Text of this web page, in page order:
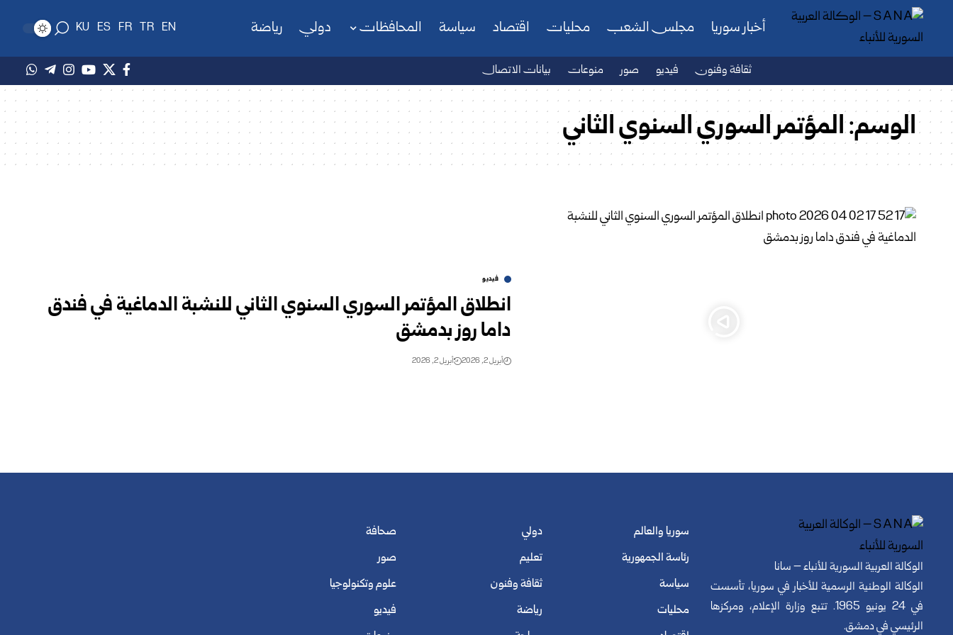
أخبار سوريا مجلس الشعب محليات اقتصاد سياسة المحافظات دولي رياضة EN
TR
FR
ES
KU
ثقافة وفنون فيديو صور منوعات بيانات الاتصال
الوسم:المؤتمر السوري السنوي الثاني
فيديو
انطلاق المؤتمر السوري السنوي الثاني للنشبة الدماغية في فندق
داما روز بدمشق
أبريل 2, 2026 أبريل 2, 2026
الوكالة العربية السورية للأنباء – سانا
الوكالة الوطنية الرسمية للأخبار في سوريا، تأسست
في 24 يونيو 1965. تتبع وزارة الإعلام، ومركزها
الرئيسي في دمشق.
سوريا والعالم
رئاسة الجمهورية
سياسة
محليات
دولي
تعليم
ثقافة وفنون
رياضة
صحافة
صور
علوم وتكنولوجيا
فيديو